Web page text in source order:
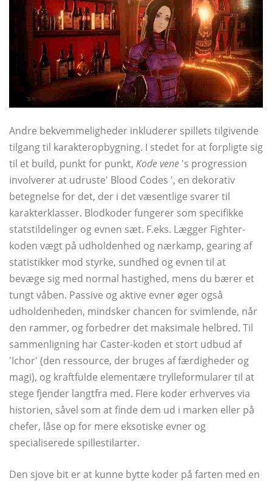
Andre bekvemmeligheder inkluderer spillets tilgivende
tilgang til karakteropbygning. I stedet for at forpligte sig
til et build, punkt for punkt, Kode vene 's progression
involverer at udruste' Blood Codes ', en dekorativ
betegnelse for det, der i det væsentlige svarer til
karakterklasser. Blodkoder fungerer som specifikke
statstildelinger og evnen sæt. F.eks. Lægger Fighter-
koden vægt på udholdenhed og nærkamp, ​​gearing af
statistikker mod styrke, sundhed og evnen til at
bevæge sig med normal hastighed, mens du bærer et
tungt våben. Passive og aktive evner øger også
udholdenheden, mindsker chancen for svimlende, når
den rammer, og forbedrer det maksimale helbred. Til
sammenligning har Caster-koden et stort udbud af
'Ichor' (den ressource, der bruges af færdigheder og
magi), og kraftfulde elementære trylleformularer til at
stege fjender langtfra med. Flere koder erhverves via
historien, såvel som at finde dem ud i marken eller på
chefer, låse op for mere eksotiske evner og
specialiserede spillestilarter.
Den sjove bit er at kunne bytte koder på farten med en